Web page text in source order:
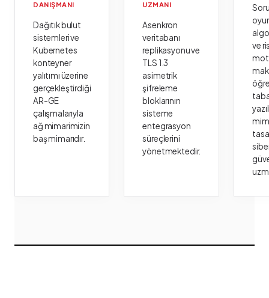
DANIŞMANI
Dağıtık bulut
sistemleri ve
Kubernetes
konteyner
yalıtımı üzerine
gerçekleştirdiği
AR-GE
çalışmalarıyla
ağ mimarimizin
baş mimarıdır.
UZMANI
Asenkron
veritabanı
replikasyonu ve
TLS 1.3
asimetrik
şifreleme
bloklarının
sisteme
entegrasyon
süreçlerini
yönetmektedir.
ve